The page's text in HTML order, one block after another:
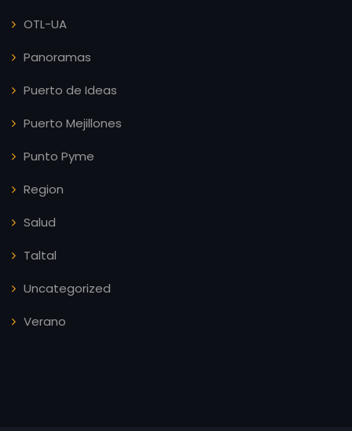
OTL-UA
Panoramas
Puerto de Ideas
Puerto Mejillones
Punto Pyme
Region
Salud
Taltal
Uncategorized
Verano